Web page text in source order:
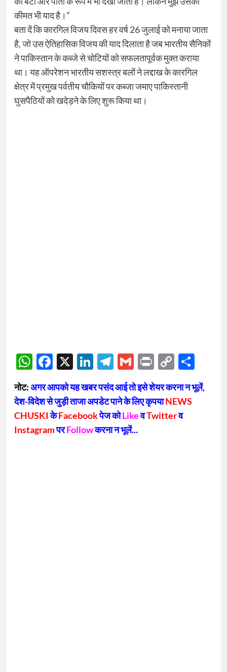
कीमत भी याद है।”
बता दें कि कारगिल विजय दिवस हर वर्ष 26 जुलाई को मनाया जाता
है, जो उस ऐतिहासिक विजय की याद दिलाता है जब भारतीय सैनिकों
ने पाकिस्तान के कब्जे से चोटियों को सफलतापूर्वक मुक्त कराया
था। यह ऑपरेशन भारतीय सशस्त्र बलों ने लद्दाख के कारगिल
क्षेत्र में प्रमुख पर्वतीय चौकियों पर कब्जा जमाए पाकिस्तानी
घुसपैठियों को खदेड़ने के लिए शुरू किया था।
WhatsApp
Facebook
X LinkedIn
Telegram
Gmail
Print
Copy
Link
नोट:अगर आपको यह खबर पसंद आई तो इसे शेयर करना न भूलें,
देश-विदेश से जुड़ी ताजा अपडेट पाने के लिए कृपयाNEWS
CHUSKIकेFacebookपेज कोLikeवTwitterव
InstagramपरFollowकरना न भूलें...